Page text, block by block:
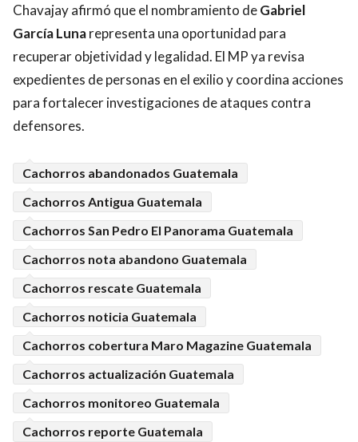
Chavajay afirmó que el nombramiento deGabriel
García Lunarepresenta una oportunidad para
recuperar objetividad y legalidad. El MP ya revisa
expedientes de personas en el exilio y coordina acciones
para fortalecer investigaciones de ataques contra
defensores.
Cachorros abandonados Guatemala
Cachorros Antigua Guatemala
Cachorros San Pedro El Panorama Guatemala
Cachorros nota abandono Guatemala
Cachorros rescate Guatemala
Cachorros noticia Guatemala
Cachorros cobertura Maro Magazine Guatemala
Cachorros actualización Guatemala
Cachorros monitoreo Guatemala
Cachorros reporte Guatemala